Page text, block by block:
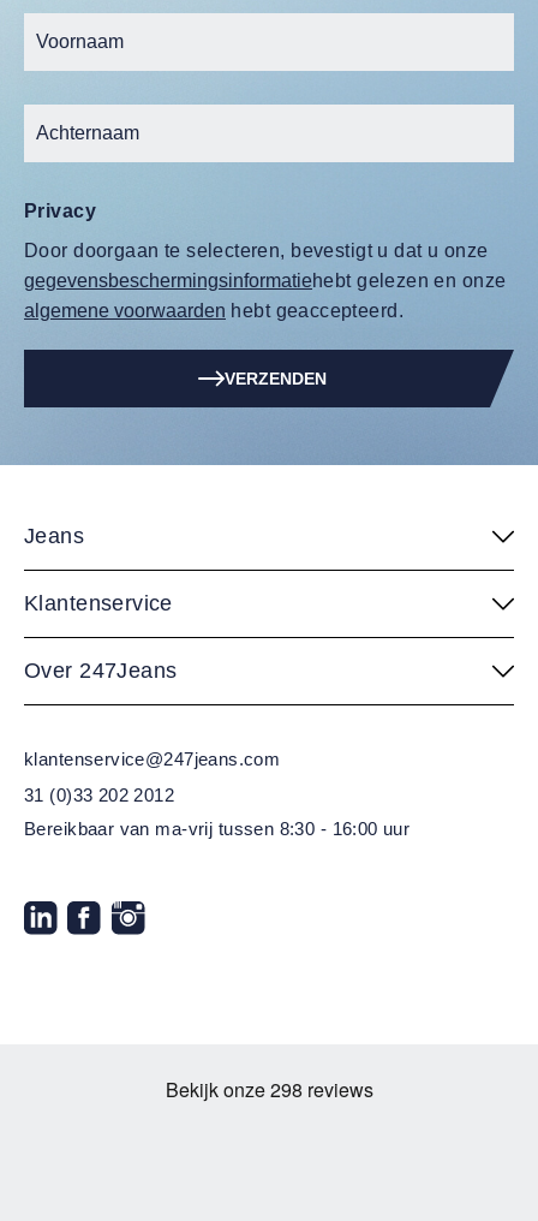
Privacy
Door doorgaan te selecteren, bevestigt u dat u onze
gegevensbeschermingsinformatiehebt gelezen en onze
algemene voorwaarden hebt geaccepteerd.
VERZENDEN
Jeans
Klantenservice
Over 247Jeans
klantenservice@247jeans.com
31 (0)33 202 2012
Bereikbaar van ma-vrij tussen 8:30 - 16:00 uur